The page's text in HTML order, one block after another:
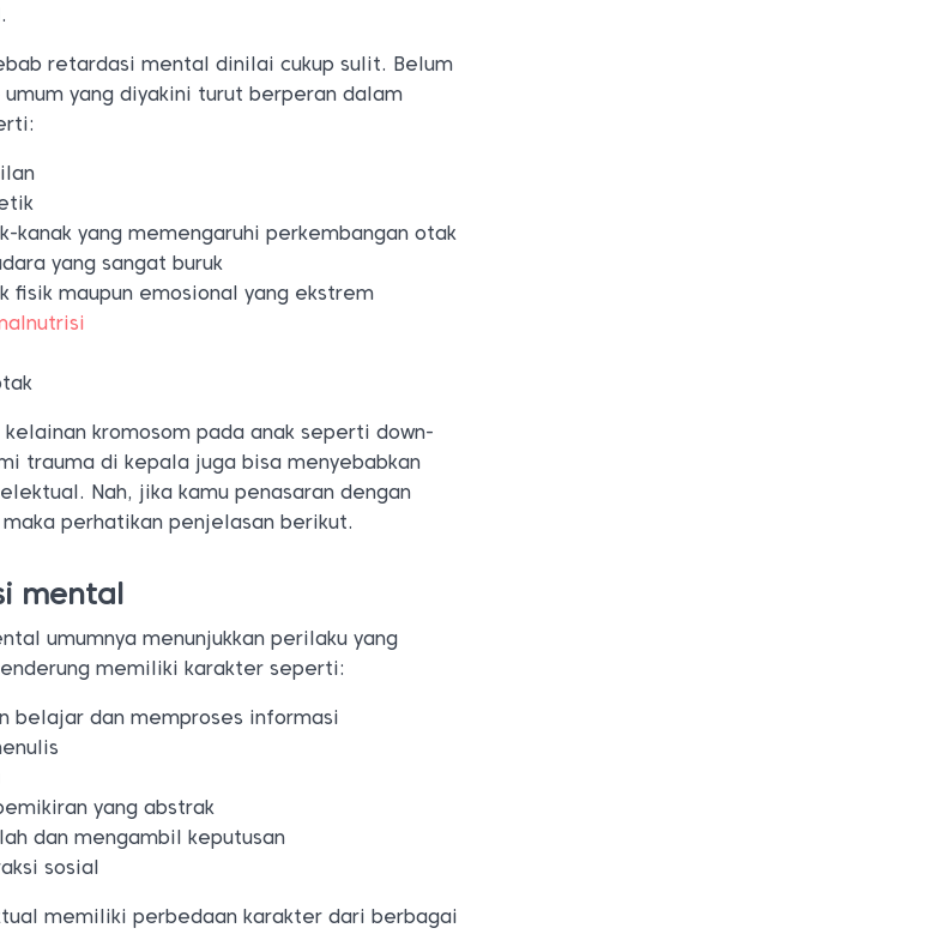
retardasi mental dinilai cukup sulit. Belum
yang diyakini turut berperan dalam
kanak yang memengaruhi perkembangan otak
yang sangat buruk
fisik maupun emosional yang ekstrem
kromosom pada anak seperti down-
trauma di kepala juga bisa menyebabkan
Nah, jika kamu penasaran dengan
perhatikan penjelasan berikut.
mental
umumnya menunjukkan perilaku yang
memiliki karakter seperti:
belajar dan memproses informasi
yang abstrak
dan mengambil keputusan
sosial
memiliki perbedaan karakter dari berbagai